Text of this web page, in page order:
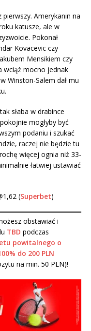
Amerykanin na
katusze, ale w
Pokonał
Kovacevic czy
Mensikiem czy
wciąż mocno jednak
Winston-Salem dał mu
słaba w drabince
mogłyby być
podaniu i szukać
raczej nie będzie tu
więcej ognia niż 33-
łatwiej ustawiać
(Superbet)
obstawiać i
TBD podczas
powitalnego o
do 200 PLN
na min. 50 PLN)!